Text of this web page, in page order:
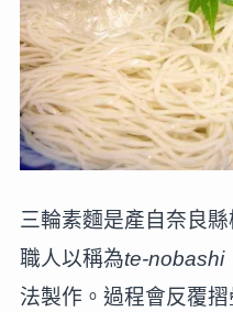
三輪素麵是產自奈良
職人以稱為te-nobashi
法製作。過程會反覆